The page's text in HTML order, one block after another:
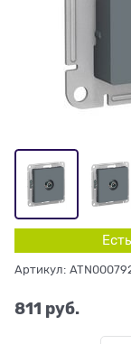
Артикул:
811 руб.